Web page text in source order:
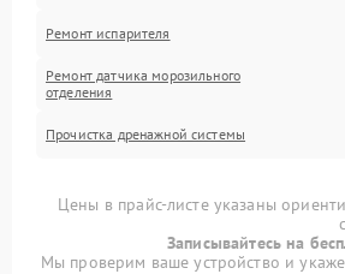
Ремонт испарителя
Ремонт датчика морозильного
отделения
Прочистка дренажной системы
Цены в прайс-листе указаны
Записывайтесь на
Мы проверим ваше устройство и